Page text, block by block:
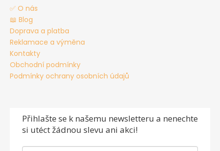
✅ O nás
📖 Blog
Doprava a platba
Reklamace a výměna
Kontakty
Obchodní podmínky
Podmínky ochrany osobních údajů
Přihlašte se k našemu newsletteru a nenechte
si utéct žádnou slevu ani akci!